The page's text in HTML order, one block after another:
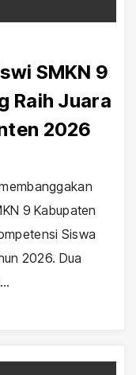
SMKN 9
Raih Juara
2026
9 Kabupaten
Siswa
2026. Dua